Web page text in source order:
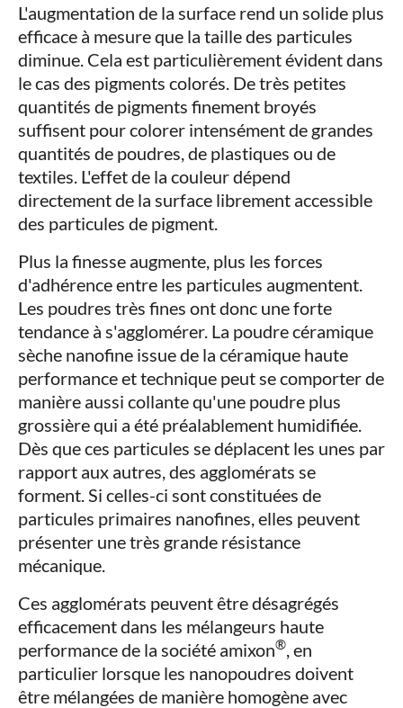
L'augmentation de la surface rend un solide plus
efficace à mesure que la taille des particules
diminue. Cela est particulièrement évident dans
le cas des pigments colorés. De très petites
quantités de pigments finement broyés
suffisent pour colorer intensément de grandes
quantités de poudres, de plastiques ou de
textiles. L'effet de la couleur dépend
directement de la surface librement accessible
des particules de pigment.
Plus la finesse augmente, plus les forces
d'adhérence entre les particules augmentent.
Les poudres très fines ont donc une forte
tendance à s'agglomérer. La poudre céramique
sèche nanofine issue de la céramique haute
performance et technique peut se comporter de
manière aussi collante qu'une poudre plus
grossière qui a été préalablement humidifiée.
Dès que ces particules se déplacent les unes par
rapport aux autres, des agglomérats se
forment. Si celles-ci sont constituées de
particules primaires nanofines, elles peuvent
présenter une très grande résistance
mécanique.
Ces agglomérats peuvent être désagrégés
efficacement dans les mélangeurs haute
performance de la société amixon®, en
particulier lorsque les nanopoudres doivent
être mélangées de manière homogène avec